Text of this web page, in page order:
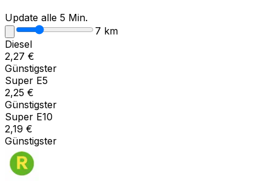
Update alle 5 Min.
7 km
Diesel
2,27 €
Günstigster
Super E5
2,25 €
Günstigster
Super E10
2,19 €
Günstigster